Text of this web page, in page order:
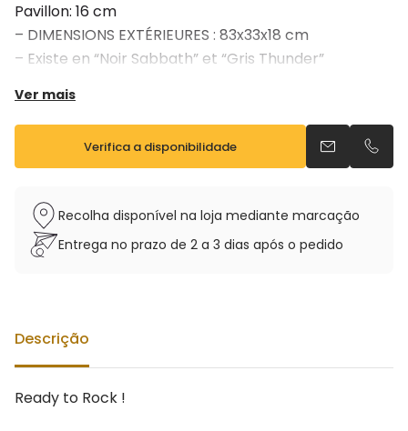
Pavillon: 16 cm
– DIMENSIONS EXTÉRIEURES : 83x33x18 cm
– Existe en “Noir Sabbath” et “Gris Thunder”
Ver mais
Verifica a disponibilidade Envia um e-
Recolha disponível na loja mediante marcação
Entrega no prazo de 2 a 3 dias após o pedido
Descrição
Ready to Rock !